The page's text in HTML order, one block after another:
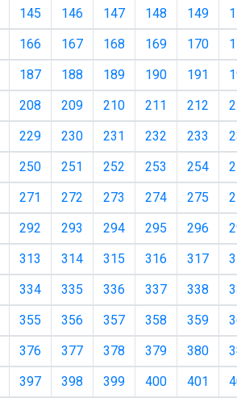
145 146 147 148 149
166 167 168 169 170
187 188 189 190 191
208 209 210 211 212
229 230 231 232 233
250 251 252 253 254
271 272 273 274 275
292 293 294 295 296
313 314 315 316 317
334 335 336 337 338
355 356 357 358 359
376 377 378 379 380
397 398 399 400 401